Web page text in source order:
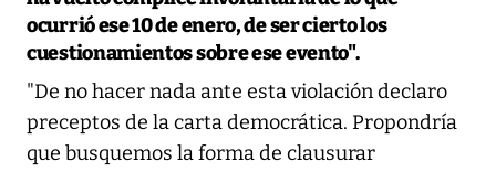
ocurrió ese 10 de enero, de ser cierto los
cuestionamientos sobre ese evento".
"De no hacer nada ante esta violación declaro
preceptos de la carta democrática. Propondría
que busquemos la forma de clausurar